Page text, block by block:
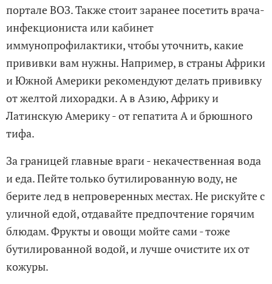
портале ВОЗ. Также стоит заранее посетить врача-
инфекциониста или кабинет
иммунопрофилактики, чтобы уточнить, какие
прививки вам нужны. Например, в страны Африки
и Южной Америки рекомендуют делать прививку
от желтой лихорадки. А в Азию, Африку и
Латинскую Америку - от гепатита А и брюшного
тифа.
За границей главные враги - некачественная вода
и еда. Пейте только бутилированную воду, не
берите лед в непроверенных местах. Не рискуйте с
уличной едой, отдавайте предпочтение горячим
блюдам. Фрукты и овощи мойте сами - тоже
бутилированной водой, и лучше очистите их от
кожуры.